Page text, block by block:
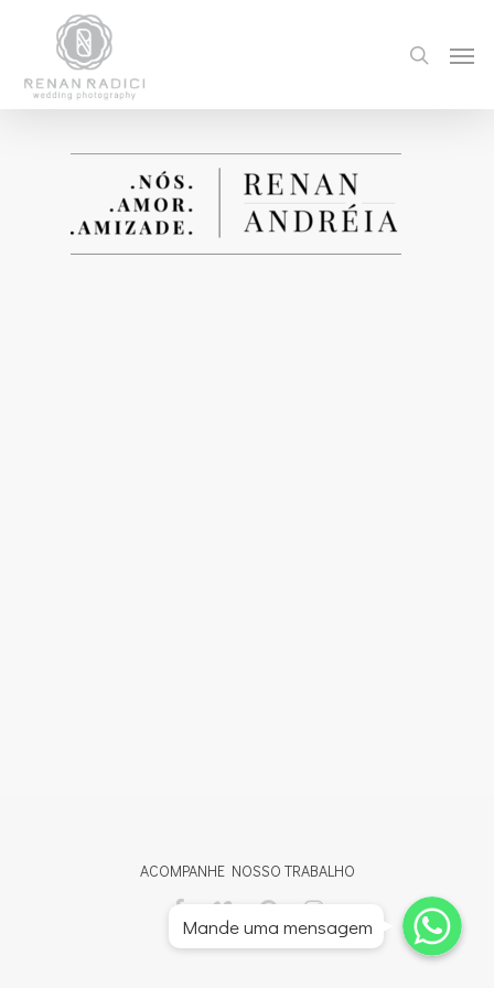
ACOMPANHE NOSSO TRABALHO
Whatsapp
Whatsapp
Whatsapp
Mande uma mensagem